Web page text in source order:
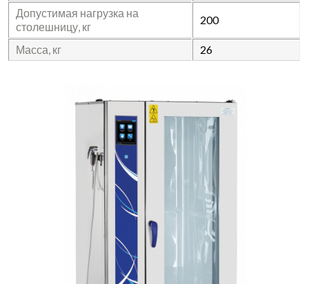
Допустимая нагрузка на
столешницу, кг
200
Масса, кг 26